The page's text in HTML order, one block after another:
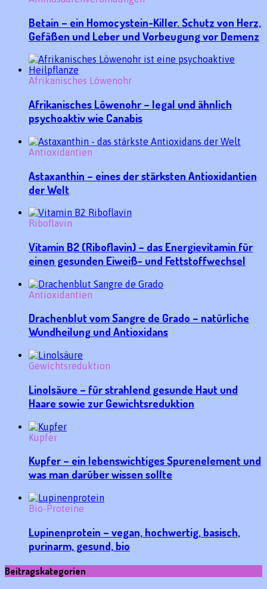
Betain – ein Homocystein-Killer. Schutz von Herz,
Gefäßen und Leber und Vorbeugung vor Demenz
Afrikanisches Löwenohr
Afrikanisches Löwenohr – legal und ähnlich
psychoaktiv wie Canabis
Antioxidantien
Astaxanthin – eines der stärksten Antioxidantien
der Welt
Riboflavin
Vitamin B2 (Riboflavin) – das Energievitamin für
einen gesunden Eiweiß- und Fettstoffwechsel
Antioxidantien
Drachenblut vom Sangre de Grado – natürliche
Wundheilung und Antioxidans
Gewichtsreduktion
Linolsäure – für strahlend gesunde Haut und
Haare sowie zur Gewichtsreduktion
Kupfer
Kupfer – ein lebenswichtiges Spurenelement und
was man darüber wissen sollte
Bio-Proteine
Lupinenprotein – vegan, hochwertig, basisch,
purinarm, gesund, bio
Beitragskategorien